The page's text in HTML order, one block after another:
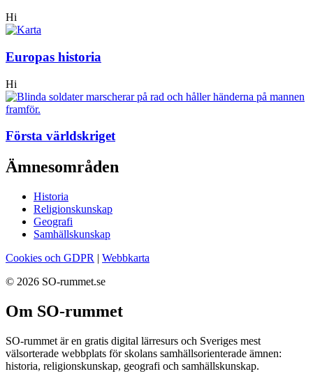
Hi
Europas historia
Hi
Första världskriget
Ämnesområden
Historia
Religionskunskap
Geografi
Samhällskunskap
Cookies och GDPR | Webbkarta
© 2026 SO-rummet.se
Om SO-rummet
SO-rummet är en gratis digital lärresurs och Sveriges mest
välsorterade webbplats för skolans samhällsorienterade ämnen:
historia, religionskunskap, geografi och samhällskunskap.